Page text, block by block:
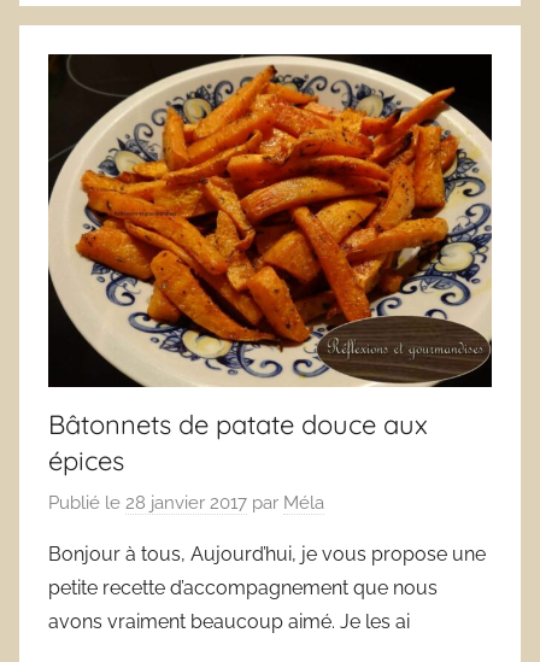
Bâtonnets de patate douce aux
épices
Publié le 28 janvier 2017 par Méla
Bonjour à tous, Aujourd’hui, je vous propose une
petite recette d’accompagnement que nous
avons vraiment beaucoup aimé. Je les ai